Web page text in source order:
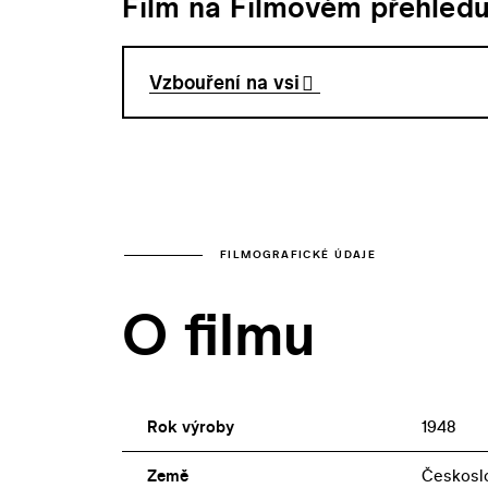
Vzbouření na vsi
FILMOGRAFICKÉ ÚDAJE
O filmu
Rok výroby 1948
Země